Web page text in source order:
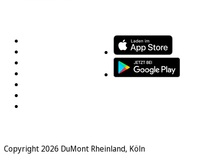
Copyright 2026 DuMont Rheinland, Köln